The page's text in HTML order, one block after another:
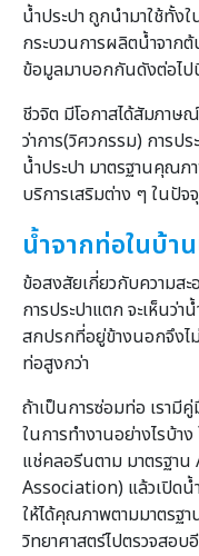
น้ำประปา ถูกนำมาใช้ทั้ง
กระบวนการผลิตน้ำจาก
ข้อมูลมาบอกกันดังต่อไป
ชีวจิต มีโอกาสได้สัมภา
ว่าการ(วิศวกรรม) การป
น้ำประปา มาตรฐานคุณภ
บริการเสริมต่าง ๆ ในปั
น้ำจากท่อในบ้า
ข้อสงสัยเกี่ยวกับความส
การประปาแตก จะเห็นว่
สกปรกที่อยู่ข้างนอกจึงไ
ท่อสูงกว่า
ถ้าเป็นการซ่อมท่อ เรา
ในการทำงานอย่างไรบ้
แช่คลอรีนตาม มาตรฐา
Association) แล้วเปิด
ให้ได้คุณภาพตามมาตรฐ
วิทยาศาสตร์ไปตรวจสอบ